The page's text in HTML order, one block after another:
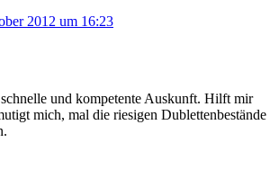
2012 um 16:23
und kompetente Auskunft. Hilft mir
mich, mal die riesigen Dublettenbestände